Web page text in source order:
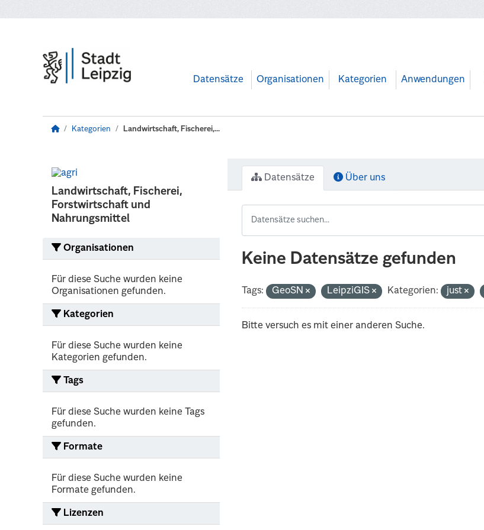
Datensätze Organisationen Kategorien Anwendungen
Kategorien Landwirtschaft, Fischerei,...
Landwirtschaft, Fischerei,
Forstwirtschaft und
Nahrungsmittel
Organisationen
Für diese Suche wurden keine
Organisationen gefunden.
Kategorien
Für diese Suche wurden keine
Kategorien gefunden.
Tags
Für diese Suche wurden keine Tags
gefunden.
Formate
Für diese Suche wurden keine
Formate gefunden.
Lizenzen
Datensätze Über uns
Keine Datensätze gefunden
Tags: GeoSN LeipziGIS Kategorien: just
Bitte versuch es mit einer anderen Suche.